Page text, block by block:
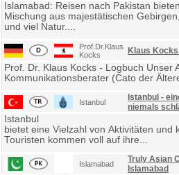
Islamabad: Reisen nach Pakistan
Mischung aus majestätischen
und viel Natur....
Prof.Dr.Klaus
Kocks
Klaus
Prof. Dr. Klaus Kocks - Logbuch Unser
Kommunikationsberater (Cato der
Istanbul
Istanbul -
niemals
Istanbul
bietet eine Vielzahl von Aktivitäten und
Touristen kommen voll auf ihre...
Islamabad
Truly Asian
Islamabad